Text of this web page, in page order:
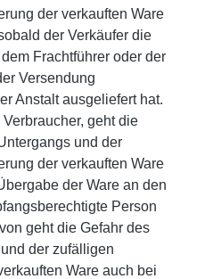
der verkauften Ware
der Verkäufer die
Frachtführer oder der
Versendung
Anstalt ausgeliefert hat.
geht die
und der
der verkauften Ware
der Ware an den
Person
geht die Gefahr des
der zufälligen
Ware auch bei